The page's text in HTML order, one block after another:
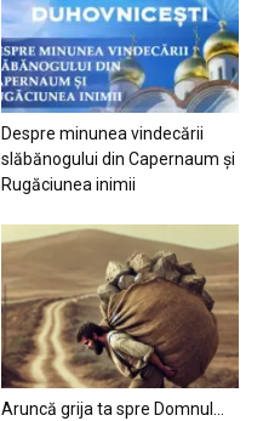
Despre minunea vindecării
slăbănogului din Capernaum și
Rugăciunea inimii
Aruncă grija ta spre Domnul…